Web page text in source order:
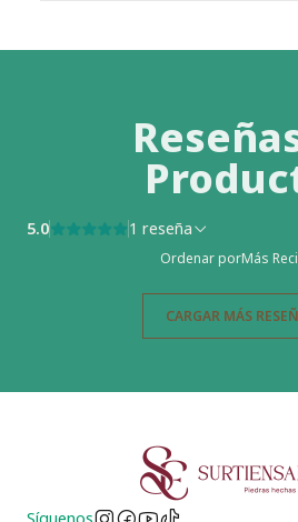
5.0 1 reseña
Ordenar porMás
CARGAR MÁS